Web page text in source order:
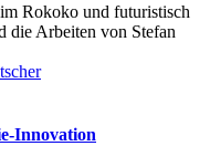
Rokoko und futuristisch
die Arbeiten von Stefan
Innovation